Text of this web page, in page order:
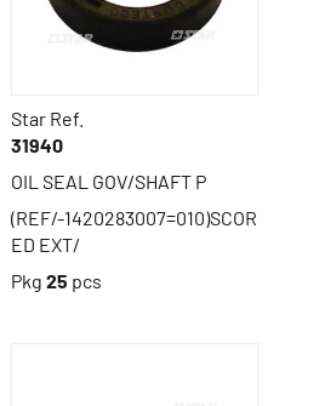
Star Ref.
31940
OIL SEAL GOV/SHAFT P
(REF/-1420283007=010)SCOR
ED EXT/
Pkg 25 pcs